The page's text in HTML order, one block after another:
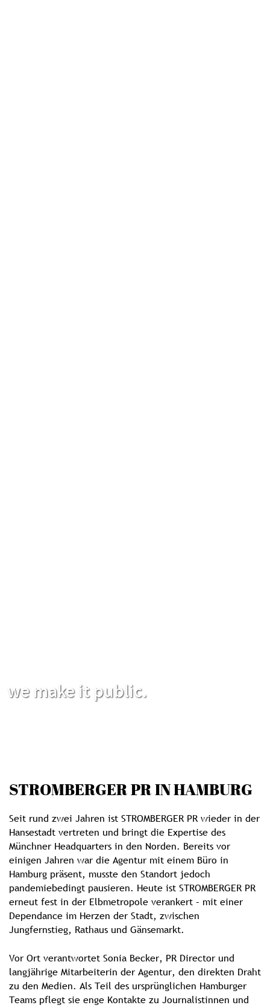
we make it public.
STROMBERGER PR IN HAMBURG
Seit rund zwei Jahren ist STROMBERGER PR wieder in der
Hansestadt vertreten und bringt die Expertise des
Münchner Headquarters in den Norden. Bereits vor
einigen Jahren war die Agentur mit einem Büro in
Hamburg präsent, musste den Standort jedoch
pandemiebedingt pausieren. Heute ist STROMBERGER PR
erneut fest in der Elbmetropole verankert – mit einer
Dependance im Herzen der Stadt, zwischen
Jungfernstieg, Rathaus und Gänsemarkt.
Vor Ort verantwortet Sonia Becker, PR Director und
langjährige Mitarbeiterin der Agentur, den direkten Draht
zu den Medien. Als Teil des ursprünglichen Hamburger
Teams pflegt sie enge Kontakte zu Journalistinnen und